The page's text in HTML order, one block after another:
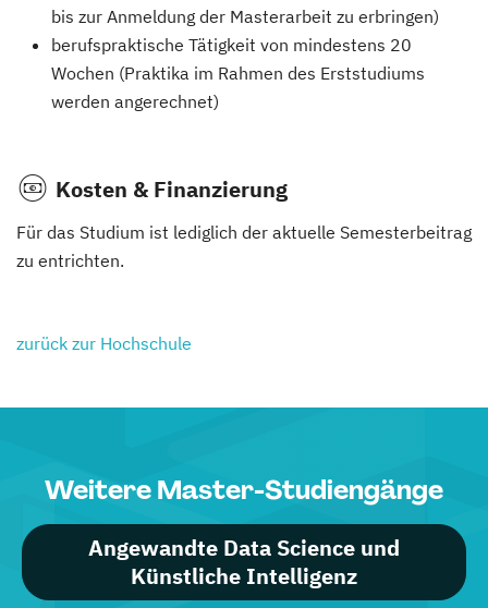
bis zur Anmeldung der Masterarbeit zu erbringen)
berufspraktische Tätigkeit von mindestens 20
Wochen (Praktika im Rahmen des Erststudiums
werden angerechnet)
Kosten & Finanzierung
Für das Studium ist lediglich der aktuelle Semesterbeitrag
zu entrichten.
zurück zur Hochschule
Weitere Master-Studiengänge
Angewandte Data Science und
Künstliche Intelligenz